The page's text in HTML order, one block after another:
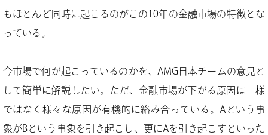
もほとんど同時に起こるのがこの10年の金融市場の特徴とな
っている。
今市場で何が起こっているのかを、AMG日本チームの意見と
して簡単に解説したい。ただ、金融市場が下がる原因は一様
ではなく様々な原因が有機的に絡み合っている。Aという事
象がBという事象を引き起こし、更にAを引き起こすといった